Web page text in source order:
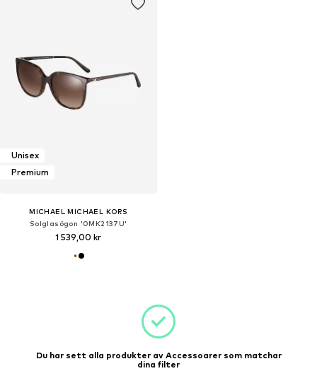
Unisex
Premium
MICHAEL MICHAEL KORS
Solglasögon '0MK2137U'
1 539,00 kr
Du har sett alla produkter av Accessoarer som matchar
dina filter